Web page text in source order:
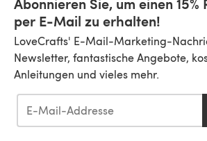
per E-Mail zu erhalten!
LoveCrafts' E-Mail-Marketing-
Newsletter, fantastische Angebote,
Anleitungen und vieles mehr.